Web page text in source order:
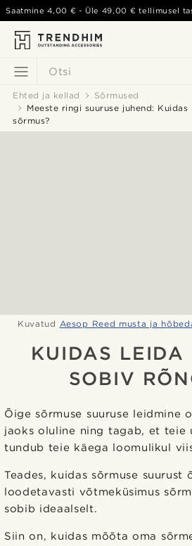
Otsi
Saatmine4,00 € - Üle 49,00 € tellimusel
Ehted ja kellad
Sõrmused
Meeste ringi suuruse juhend:
sõrmus?
Kuvatud Aesop Reed musta ja
KUIDAS LEIDA
SOBIV
Õige sõrmuse suuruse leidmine
jaoks oluline ning tagab, et teie
tundub teie käega loomulikul
Teades, kuidas sõrmuse suurust
loodetavasti võtmeküsimus
sobib ideaalselt.
Siin on, kuidas mõõta oma